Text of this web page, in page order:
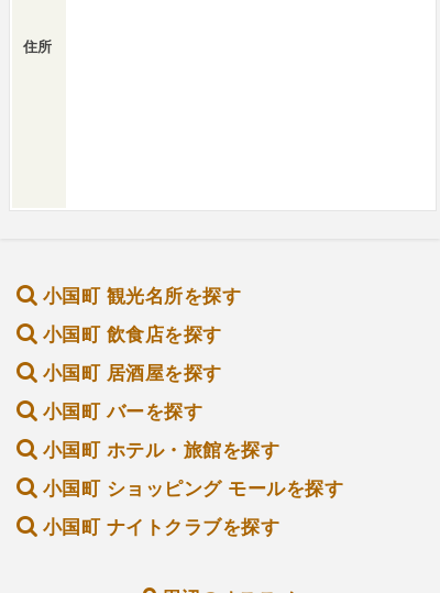
住所
小国町 観光名所を探す
小国町 飲食店を探す
小国町 居酒屋を探す
小国町 バーを探す
小国町 ホテル・旅館を探す
小国町 ショッピング モールを探す
小国町 ナイトクラブを探す